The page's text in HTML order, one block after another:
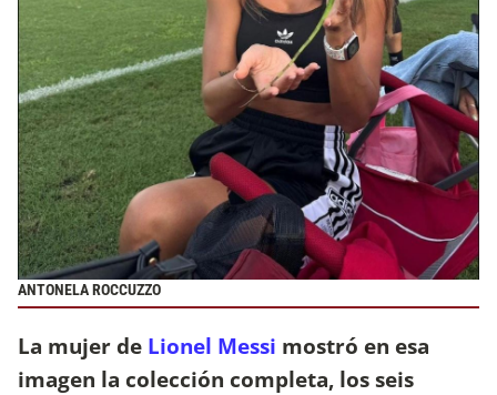
ANTONELA ROCCUZZO
La mujer de Lionel Messi mostró en esa
imagen la colección completa, los seis